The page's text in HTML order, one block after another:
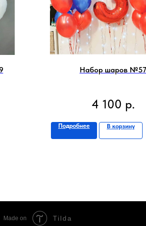
Набор шаров №57
4 100 р.
Подробнее В корзину
Made on Tilda